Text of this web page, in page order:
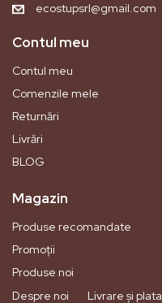
ecostupsrl@gmail.com
Contul meu
Contul meu
Comenzile mele
Returnări
Livrări
BLOG
Magazin
Produse recomandate
Promoții
Produse noi
Despre noi
Livrare și plata